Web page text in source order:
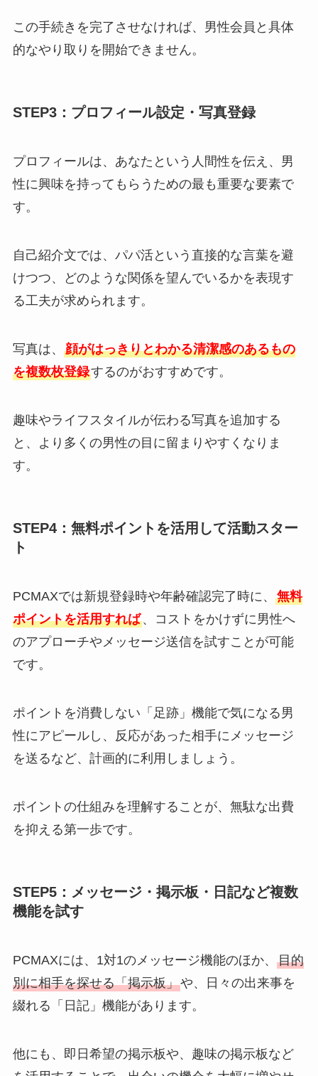
この手続きを完了させなければ、男性会員と具体
的なやり取りを開始できません。
STEP3：プロフィール設定・写真登録
プロフィールは、あなたという人間性を伝え、男
性に興味を持ってもらうための最も重要な要素で
す。
自己紹介文では、パパ活という直接的な言葉を避
けつつ、どのような関係を望んでいるかを表現す
る工夫が求められます。
写真は、 顔がはっきりとわかる清潔感のあるもの
を複数枚登録するのがおすすめです。
趣味やライフスタイルが伝わる写真を追加する
と、より多くの男性の目に留まりやすくなりま
す。
STEP4：無料ポイントを活用して活動スター
ト
PCMAXでは新規登録時や年齢確認完了時に、 無料
ポイントを活用すれば、コストをかけずに男性へ
のアプローチやメッセージ送信を試すことが可能
です。
ポイントを消費しない「足跡」機能で気になる男
性にアピールし、反応があった相手にメッセージ
を送るなど、計画的に利用しましょう。
ポイントの仕組みを理解することが、無駄な出費
を抑える第一歩です。
STEP5：メッセージ・掲示板・日記など複数
機能を試す
PCMAXには、1対1のメッセージ機能のほか、 目的
別に相手を探せる「掲示板」や、日々の出来事を
綴れる「日記」機能があります。
他にも、即日希望の掲示板や、趣味の掲示板など